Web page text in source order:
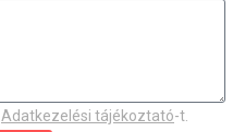
Adatkezelési tájékoztató-t.